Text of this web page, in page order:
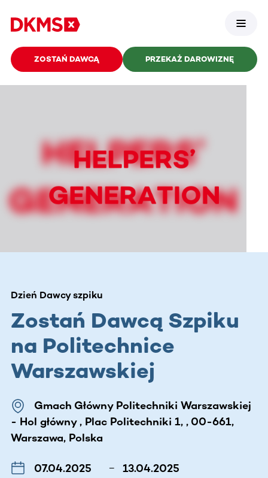
ZOSTAŃ DAWCĄ PRZEKAŻ DAROWIZNĘ
Dzień Dawcy szpiku
Zostań Dawcą Szpiku
na Politechnice
Warszawskiej
Gmach Główny Politechniki Warszawskiej
- Hol główny , Plac Politechniki 1, , 00-661,
Warszawa, Polska
07.04.2025 – 13.04.2025